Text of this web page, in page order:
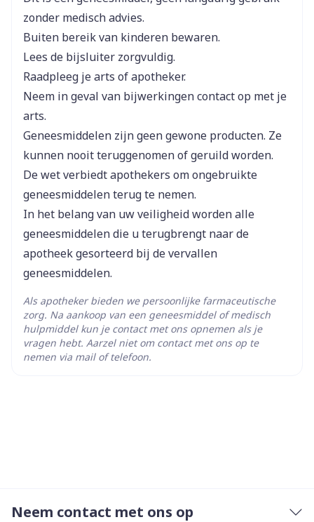
Effecten op het immuunsysteem
Infecties
koorts, aanhoudende hoest, gewichtsverlies,
lusteloosheid
zich in het algemeen niet lekker voelen,
gebitsproblemen, brandend gevoel tijdens het
plassen, pijnlijke huiduitslag, pijnlijke
huidblaren, hoest.
infecties van neus, keel en bijholten)
infecties van de longen, urineweginfecties,
vermoeidheid, zwakte, reacties op de
hard is
Als een zorgverstrekker heeft bepaald dat dit kan,
kan een patiënt na de benodigde training in de
subcutane toedieningstechniek zichzelf injecteren
Lengte 193 mm
Diepte
Hoeveelheid
Verpakking
4
Actieve
Ingrediënten
abatacept
Behoud Koelkast (2°C - 8°C)
zonder medisch advies.
Buiten bereik van kinderen bewaren.
Lees de bijsluiter zorgvuldig.
Raadpleeg je arts of apotheker.
Neem in geval van bijwerkingen contact op met je
arts.
Geneesmiddelen zijn geen gewone producten. Ze
kunnen nooit teruggenomen of geruild worden.
De wet verbiedt apothekers om ongebruikte
geneesmiddelen terug te nemen.
In het belang van uw veiligheid worden alle
geneesmiddelen die u terugbrengt naar de
apotheek gesorteerd bij de vervallen
geneesmiddelen.
Als apotheker bieden we persoonlijke farmaceutische
zorg. Na aankoop van een geneesmiddel of medisch
hulpmiddel kun je contact met ons opnemen als je
vragen hebt. Aarzel niet om contact met ons op te
nemen via mail of telefoon.
Neem contact met ons op